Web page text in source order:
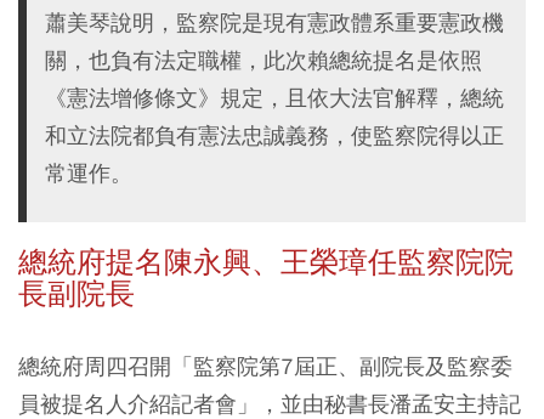
蕭美琴說明，監察院是現有憲政體系重要憲政機
關，也負有法定職權，此次賴總統提名是依照
《憲法增修條文》規定，且依大法官解釋，總統
和立法院都負有憲法忠誠義務，使監察院得以正
常運作。
總統府提名陳永興、王榮璋任監察院院
長副院長
總統府周四召開「監察院第7屆正、副院長及監察委
員被提名人介紹記者會」，並由秘書長潘孟安主持記